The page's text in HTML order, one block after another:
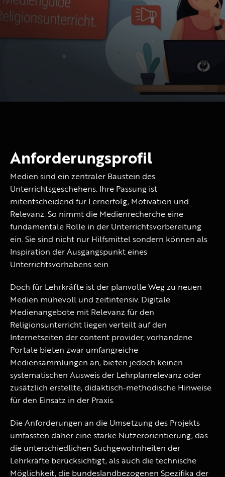
Die Zukunft – die Weichen sind gestellt
Gemeinsam mit VOIDMOD als technischer
Kooperationspartner entwickeln wir eine
webbasierte Medienplattform für die
Praxis in Religionspädagogik und
Anforderungsprofil
Medien sind ein zentraler Baustein des
Unterrichtsgeschehens. Ihre Passung ist
mitentscheidend für Lernerfolg, Motivation und
Relevanz. So nimmt die Medienrecherche eine
fundamentale Rolle in der Unterrichtsvorbereitung
ein. Sie sind nicht nur Hilfsmittel sondern können als
Inspiration der Ausgangspunkt eines
Unterrichtsvorhabens sein.
Doch für Lehrkräfte ist der planvolle Weg zu neuen
Medien mühevoll und zeitintensiv. Digitale
Medienangebote mit Relevanz für den
Religionsunterricht liegen verteilt auf den
Internetseiten der content provider; vorhandene
Portale bieten zwar umfangreiche
Mediensammlungen an, bieten jedoch keinen
systematischen Ausweis der Lehrplanrelevanz oder
zusätzlich erstellte, didaktisch-methodische Hinweise
für den Einsatz in der Praxis.
Die Anforderungen an die Umsetzung des Projekts
umfassten daher eine starke Nutzerorientierung, das
die unterschiedlichen Suchgewohnheiten der
Lehrkräfte berücksichtigt, als auch die technische
Möglichkeit, die bundeslandbezogenen Spezifika der